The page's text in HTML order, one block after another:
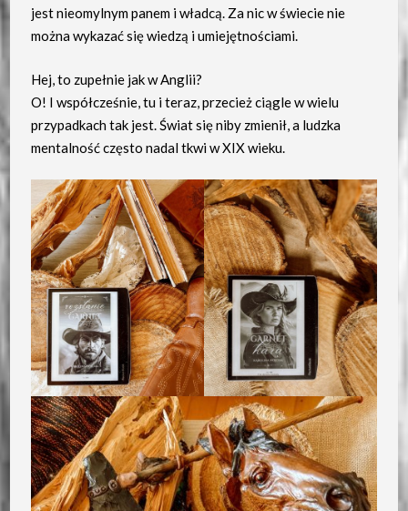
jest nieomylnym panem i władcą. Za nic w świecie nie
można wykazać się wiedzą i umiejętnościami.
Hej, to zupełnie jak w Anglii?
O! I współcześnie, tu i teraz, przecież ciągle w wielu
przypadkach tak jest. Świat się niby zmienił, a ludzka
mentalność często nadal tkwi w XIX wieku.